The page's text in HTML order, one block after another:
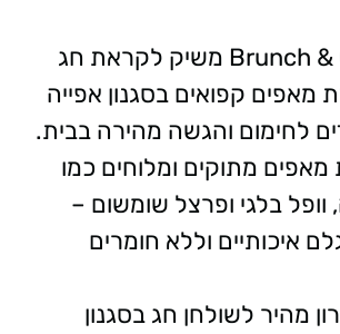
מותג Brunch & Crunch משיק לקראת חג
מאפים קפואים בסגנון אפייה
לחימום והגשה מהירה בבית.
מתוקים ומלוחים כמו
וופל בלגי ופרצל שומשום –
איכותיים וללא חומרים
מהיר לשולחן חג בסגנון